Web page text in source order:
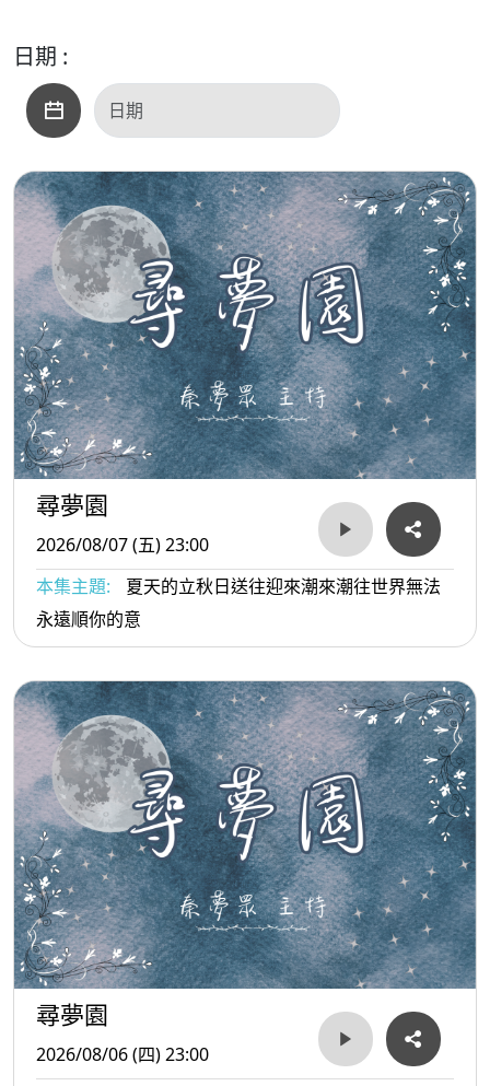
日期 :
尋夢園
2026/08/07 (五) 23:00
本集主題:
夏天的立秋日送往迎來潮來潮往世界無法
永遠順你的意
尋夢園
2026/08/06 (四) 23:00